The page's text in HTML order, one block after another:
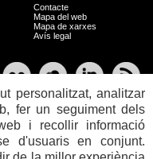
Contacte
Mapa del web
Mapa de xarxes
Avís legal
personalitzat, analitzar
fer un seguiment dels
i recollir informació
d'usuaris en conjunt.